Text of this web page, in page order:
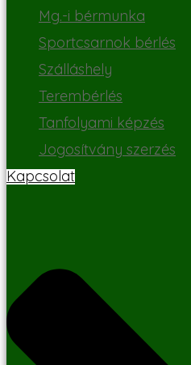
Mg.-i bérmunka
Sportcsarnok bérlés
Szálláshely
Terembérlés
Tanfolyami képzés
Jogosítvány szerzés
Kapcsolat